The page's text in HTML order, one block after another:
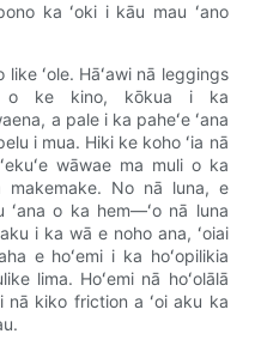
ka ʻoki i kāu mau ʻano
like ʻole. Hāʻawi nā leggings
o ke kino, kōkua i ka
a pale i ka paheʻe ʻana
i mua. Hiki ke koho ʻia nā
wāwae ma muli o ka
makemake. No nā luna, e
ʻana o ka hem—ʻo nā luna
i ka wā e noho ana, ʻoiai
e hoʻemi i ka hoʻopilikia
lima. Hoʻemi nā hoʻolālā
nā kiko friction a ʻoi aku ka